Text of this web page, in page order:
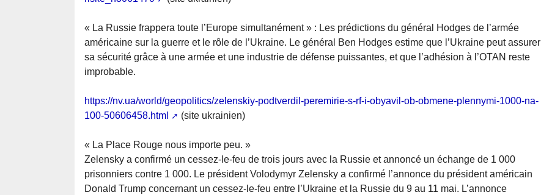
« La Russie frappera toute l’Europe simultanément » : Les prédictions du général Hodges de l’armée
américaine sur la guerre et le rôle de l’Ukraine. Le général Ben Hodges estime que l’Ukraine peut assurer
sa sécurité grâce à une armée et une industrie de défense puissantes, et que l’adhésion à l’OTAN reste
improbable.
https://nv.ua/world/geopolitics/zelenskiy-podtverdil-peremirie-s-rf-i-obyavil-ob-obmene-plennymi-1000-na-
100-50606458.html
(site ukrainien)
« La Place Rouge nous importe peu. »
Zelensky a confirmé un cessez-le-feu de trois jours avec la Russie et annoncé un échange de 1 000
prisonniers contre 1 000. Le président Volodymyr Zelensky a confirmé l’annonce du président américain
Donald Trump concernant un cessez-le-feu entre l’Ukraine et la Russie du 9 au 11 mai. L’annonce